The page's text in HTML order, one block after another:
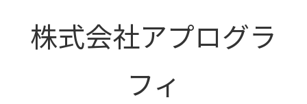
株式会社アプログラ
フィ